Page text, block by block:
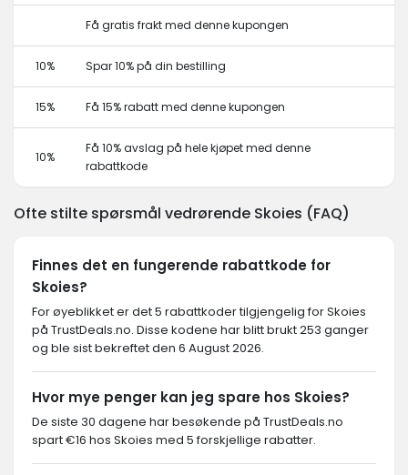
Få gratis frakt med denne kupongen
10% Spar 10% på din bestilling
15% Få 15% rabatt med denne kupongen
10%
Få 10% avslag på hele kjøpet med denne
rabattkode
Ofte stilte spørsmål vedrørende Skoies (FAQ)
Finnes det en fungerende rabattkode for
Skoies?
For øyeblikket er det 5 rabattkoder tilgjengelig for Skoies
på TrustDeals.no. Disse kodene har blitt brukt 253 ganger
og ble sist bekreftet den 6 August 2026.
Hvor mye penger kan jeg spare hos Skoies?
De siste 30 dagene har besøkende på TrustDeals.no
spart €16 hos Skoies med 5 forskjellige rabatter.